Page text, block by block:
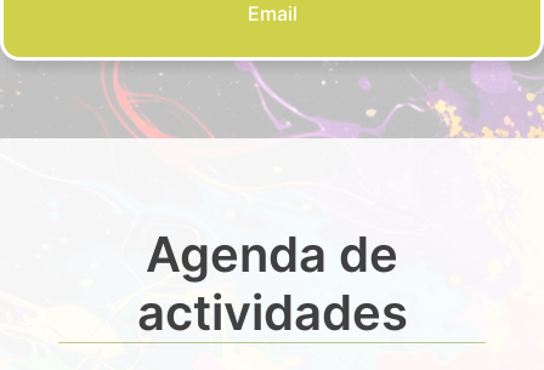
Email
Agenda de
actividades